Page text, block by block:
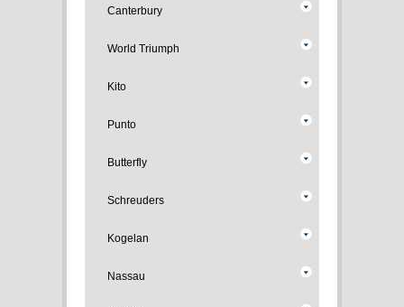
Canterbury
World Triumph
Kito
Punto
Butterfly
Schreuders
Kogelan
Nassau